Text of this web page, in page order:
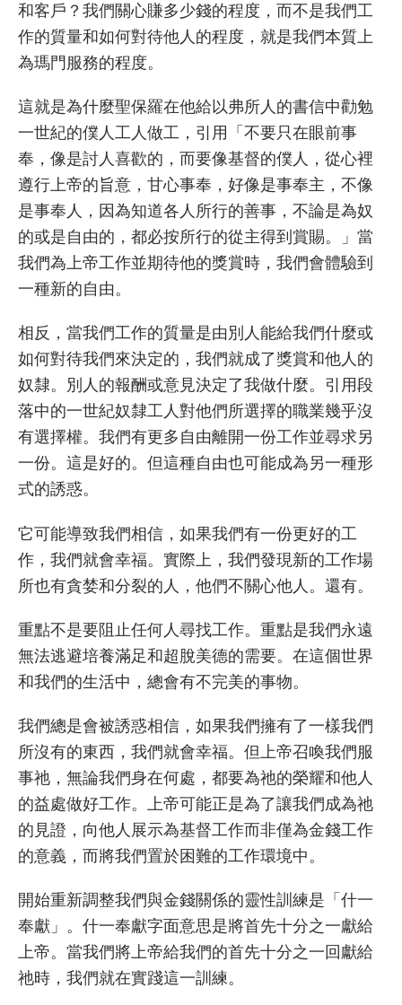
和客戶？我們關心賺多少錢的程度，而不是我們工
作的質量和如何對待他人的程度，就是我們本質上
為瑪門服務的程度。
這就是為什麼聖保羅在他給以弗所人的書信中勸勉
一世紀的僕人工人做工，引用「不要只在眼前事
奉，像是討人喜歡的，而要像基督的僕人，從心裡
遵行上帝的旨意，甘心事奉，好像是事奉主，不像
是事奉人，因為知道各人所行的善事，不論是為奴
的或是自由的，都必按所行的從主得到賞賜。」當
我們為上帝工作並期待他的獎賞時，我們會體驗到
一種新的自由。
相反，當我們工作的質量是由別人能給我們什麼或
如何對待我們來決定的，我們就成了獎賞和他人的
奴隸。別人的報酬或意見決定了我做什麼。引用段
落中的一世紀奴隸工人對他們所選擇的職業幾乎沒
有選擇權。我們有更多自由離開一份工作並尋求另
一份。這是好的。但這種自由也可能成為另一種形
式的誘惑。
它可能導致我們相信，如果我們有一份更好的工
作，我們就會幸福。實際上，我們發現新的工作場
所也有貪婪和分裂的人，他們不關心他人。還有。
重點不是要阻止任何人尋找工作。重點是我們永遠
無法逃避培養滿足和超脫美德的需要。在這個世界
和我們的生活中，總會有不完美的事物。
我們總是會被誘惑相信，如果我們擁有了一樣我們
所沒有的東西，我們就會幸福。但上帝召喚我們服
事祂，無論我們身在何處，都要為祂的榮耀和他人
的益處做好工作。上帝可能正是為了讓我們成為祂
的見證，向他人展示為基督工作而非僅為金錢工作
的意義，而將我們置於困難的工作環境中。
開始重新調整我們與金錢關係的靈性訓練是「什一
奉獻」。什一奉獻字面意思是將首先十分之一獻給
上帝。當我們將上帝給我們的首先十分之一回獻給
祂時，我們就在實踐這一訓練。